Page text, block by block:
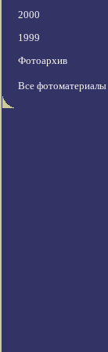
2000
1999
Фотоархив
Все фотоматериалы